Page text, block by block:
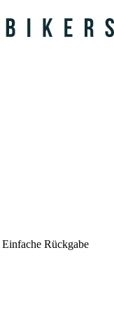
Einfache Rückgabe